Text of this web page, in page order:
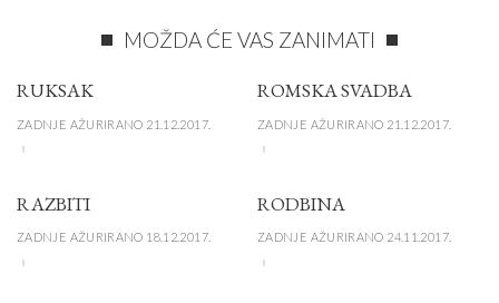
MOŽDA ĆE VAS ZANIMATI
RUKSAK
ZADNJE AŽURIRANO 21.12.2017.
ROMSKA SVADBA
ZADNJE AŽURIRANO 21.12.2017.
RAZBITI
ZADNJE AŽURIRANO 18.12.2017.
RODBINA
ZADNJE AŽURIRANO 24.11.2017.